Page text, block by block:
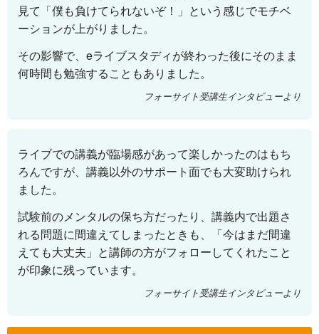
見て「僕も負けてられないぞ！」という感じでモチベ
ーションが上がりました。
その影響で、eライブスタディが終わった後にそのまま
何時間も勉強することもありました。
フォーサイト受講生インタビューより
ライブでの講義が臨場感があって楽しかったのはもち
ろんですが、講義以外のサポート面でも大変助けられ
ました。
試験前のメンタルの保ち方だったり、講義内で出題さ
れる問題に間違えてしまったときも、「今はまだ間違
えても大丈夫」と講師の方がフォローしてくれたこと
が印象に残っています。
フォーサイト受講生インタビューより